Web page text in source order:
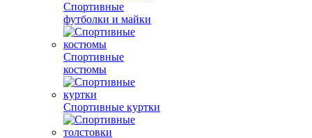
Спортивные
футболки и майки
Спортивные
костюмы
Спортивные куртки